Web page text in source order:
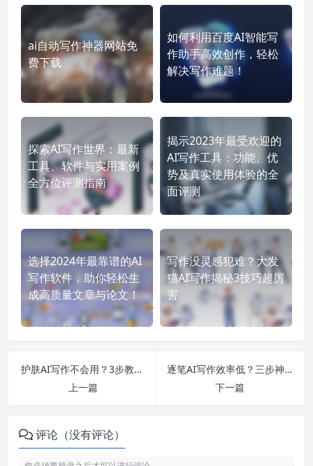
ai自动写作神器网站免
费下载
如何利用百度AI智能写
作助手高效创作，轻松
解决写作难题！
探索AI写作世界：最新
工具、软件与实用案例
全方位评测指南
揭示2023年最受欢迎的
AI写作工具：功能、优
势及真实使用体验的全
面评测
选择2024年最靠谱的AI
写作软件，助你轻松生
成高质量文章与论文！
写作没灵感犯难？大发
猫AI写作揭秘3技巧超厉
害
护肤AI写作不会用？3步教你轻松搞定！
上一篇
逐笔AI写作效率低？三步神技巧让你创作快如闪电！
下一篇
评论（没有评论）